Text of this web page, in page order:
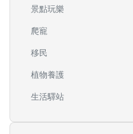
景點玩樂
爬寵
移民
植物養護
生活驛站